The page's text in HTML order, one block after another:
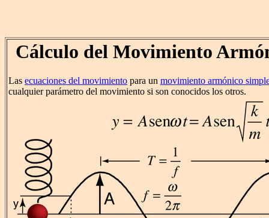
Cálculo del Movimiento
Las ecuaciones del movimiento para un movimiento armónico
cualquier parámetro del movimiento si son conocidos los otros.